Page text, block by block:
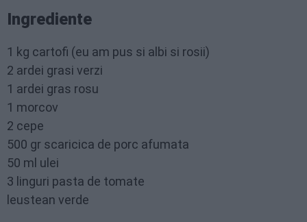
Ingrediente
1 kg cartofi (eu am pus si albi si rosii)
2 ardei grasi verzi
1 ardei gras rosu
1 morcov
2 cepe
500 gr scaricica de porc afumata
50 ml ulei
3 linguri pasta de tomate
leustean verde